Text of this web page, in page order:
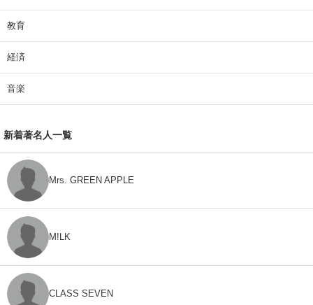
教育
経済
音楽
新着著名人一覧
Mrs. GREEN APPLE
M!LK
CLASS SEVEN